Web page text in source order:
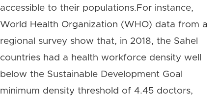
accessible to their populations.For instance,
World Health Organization (WHO) data from a
regional survey show that, in 2018, the Sahel
countries had a health workforce density well
below the Sustainable Development Goal
minimum density threshold of 4.45 doctors,